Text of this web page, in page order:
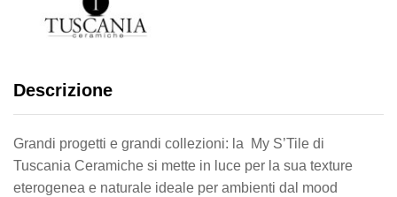
Descrizione
Grandi progetti e grandi collezioni: la My S’Tile di
Tuscania Ceramiche si mette in luce per la sua texture
eterogenea e naturale ideale per ambienti dal mood